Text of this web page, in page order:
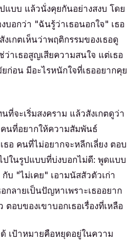
แบบ แล้วนั่งคุยกันอย่างสงบ โดย
บอกว่า "ฉันรู้ว่าเธอนอกใจ" เธอ
เกตเห็นว่าพฤติกรรมของเธอดู
าเธอสูญเสียความสนใจ แต่เธอ
ก่อน มีอะไรหนักใจที่เธออยากคุย
ที่จะเริ่มสงคราม แล้วสังเกตดูว่า
นที่อยากให้ความสัมพันธ์
ธอ คนที่ไม่อยากจะหลีกเลี่ยง ตอบ
ปในรูปแบบที่บ่งบอกไม่ดี: พูดแบบ
บ "ไม่เคย" เอามนัสสัวตัวเก่า
กลายเป็นปัญหาเพราะเธออยาก
อบของเขาบอกเธอเรื่องที่เหลือ
ด้ เป้าหมายคือหยุดอยู่ในความ